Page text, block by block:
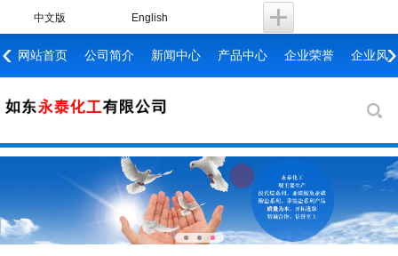
中文版 English
网站首页 公司简介 新闻中心 产品中心 企业荣誉 企业风
‹ ›